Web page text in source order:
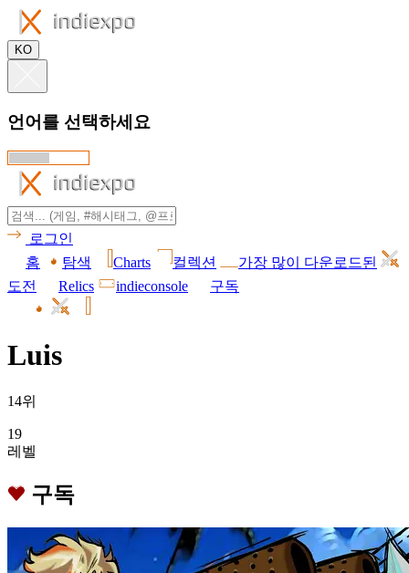
KO
언어를 선택하세요
로그인
홈
탐색 Charts 컬렉션
가장 많이 다운로드된
도전
Relics indieconsole 구독
Luis
14위
19
레벨
구독